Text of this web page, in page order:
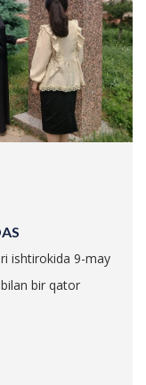
ishtirokida 9-may
bir qator